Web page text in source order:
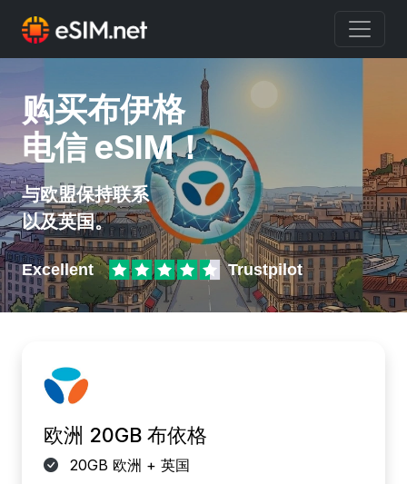
购买布伊格
电信 eSIM！
与欧盟保持联系
以及英国。
欧洲 20GB 布依格
20GB 欧洲 + 英国